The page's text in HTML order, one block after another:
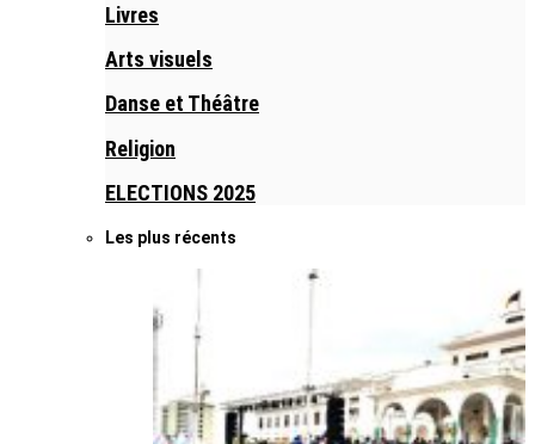
Livres
Arts visuels
Danse et Théâtre
Religion
ELECTIONS 2025
Les plus récents